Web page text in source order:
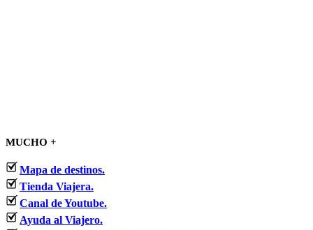
MUCHO +
Mapa de destinos.
Tienda Viajera.
Canal de Youtube.
Ayuda al Viajero.